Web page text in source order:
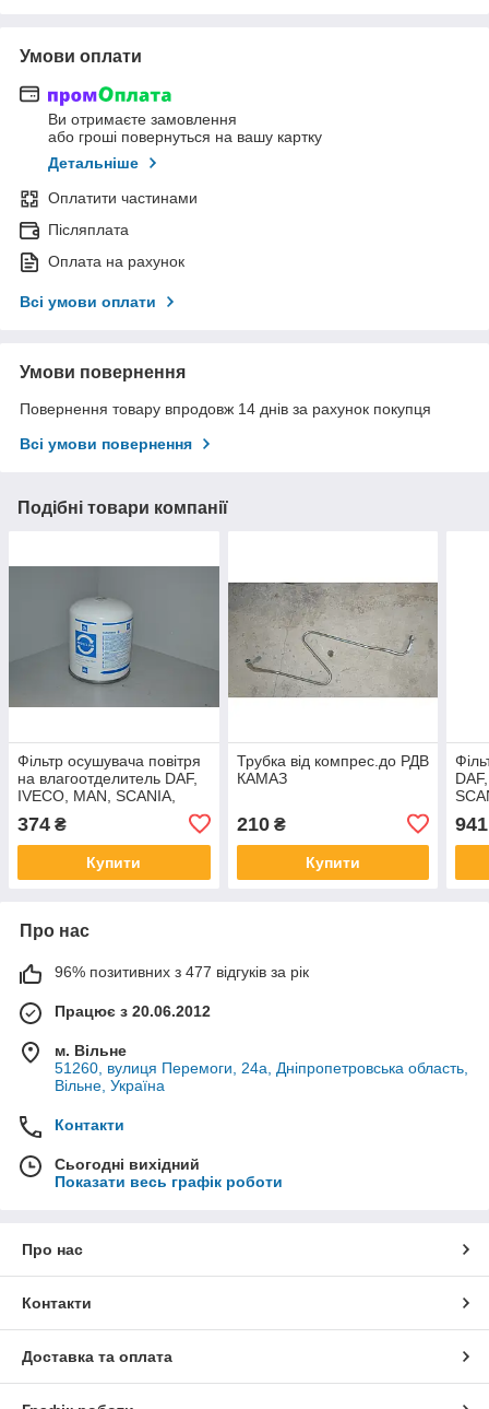
Умови оплати
Ви отримаєте замовлення
або гроші повернуться на вашу картку
Детальніше
Оплатити частинами
Післяплата
Оплата на рахунок
Всі умови оплати
Умови повернення
Повернення товару впродовж 14 днів за рахунок покупця
Всі умови повернення
Подібні товари компанії
Фільтр осушувача повітря
на влагоотделитель DAF,
IVECO, MAN, SCANIA,
VOLVO, КАМАЗ ЕВРО2 ДК
374 ₴
Купити
Трубка від компрес.до РДВ
КАМАЗ
210₴
Купити
941
Про нас
96% позитивних з 477 відгуків за рік
Працює з 20.06.2012
м. Вільне
51260, вулиця Перемоги, 24а, Дніпропетровська область,
Вільне, Україна
Контакти
Сьогодні вихідний
Показати весь графік роботи
Про нас
Контакти
Доставка та оплата